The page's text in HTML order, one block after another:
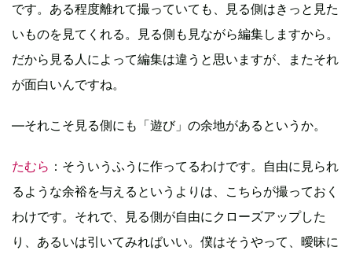
です。ある程度離れて撮っていても、見る側はきっと見た
いものを見てくれる。見る側も見ながら編集しますから。
だから見る人によって編集は違うと思いますが、またそれ
が面白いんですね。
―それこそ見る側にも「遊び」の余地があるというか。
たむら ：そういうふうに作ってるわけです。自由に見られ
るような余裕を与えるというよりは、こちらが撮っておく
わけです。それで、見る側が自由にクローズアップした
り、あるいは引いてみればいい。僕はそうやって、曖昧に